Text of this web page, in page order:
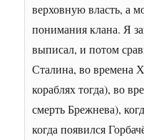
верховную власть, а
понимания клана. Я
выписал, и потом
Сталина, во времена
кораблях тогда), во
смерть Брежнева),
когда появился